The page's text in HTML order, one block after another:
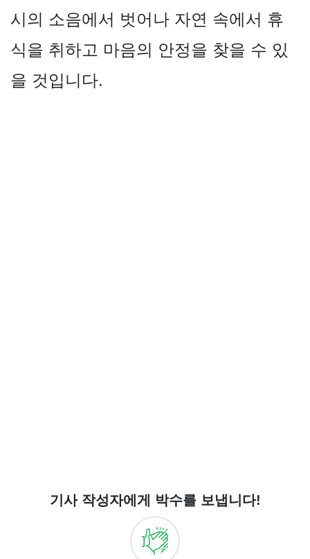
시의 소음에서 벗어나 자연 속에서 휴
식을 취하고 마음의 안정을 찾을 수 있
을 것입니다.
기사 작성자에게 박수를 보냅니다!